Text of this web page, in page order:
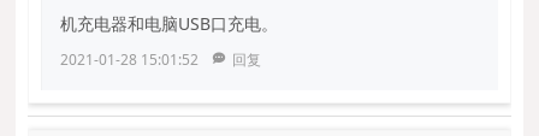
机充电器和电脑USB口充电。
2021-01-28 15:01:52 回复